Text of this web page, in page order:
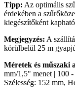
Tipp: Az optimális
érdekében a
kiegészítőként
Megjegyzés: A
körülbelül 25 m
Méretek és műszaki
mm/1,5" menet | 100
Szélesség: 152 mm,